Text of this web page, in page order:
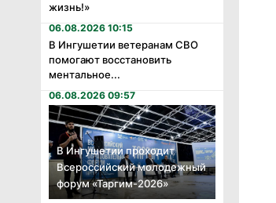
жизнь!»
06.08.2026 10:15
В Ингушетии ветеранам СВО
помогают восстановить
ментальное...
06.08.2026 09:57
В Ингушетии проходит
Всероссийский молодежный
форум «Таргим-2026»